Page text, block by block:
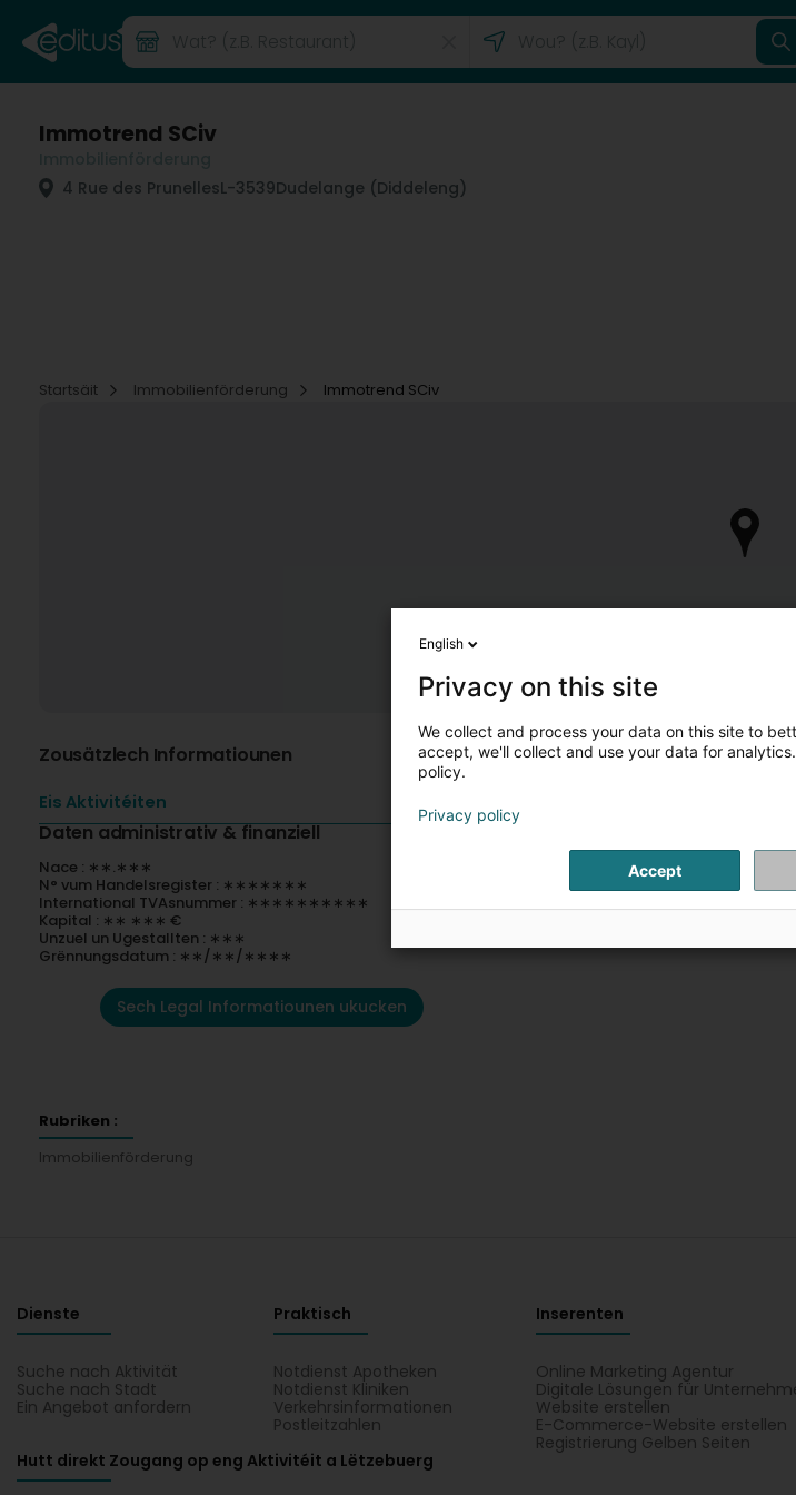
Immotrend SCiv
4 Rue des PrunellesL-3539Dudelange (Diddeleng)
Startsäit
Immobilienförderung Immotrend SCiv
Zousätzlech Informatiounen
Eis Aktivitéiten
Daten administrativ & finanziell
Nace : ∗∗.∗∗∗
N° vum Handelsregister : ∗∗∗∗∗∗∗
International TVAsnummer : ∗∗∗∗∗∗∗∗∗∗
Kapital : ∗∗ ∗∗∗ €
Unzuel un Ugestallten : ∗∗∗
Grënnungsdatum : ∗∗/∗∗/∗∗∗∗
Sech Legal Informatiounen ukucken
Rubriken :
Immobilienförderung
Dienste
Suche nach Aktivität
Suche nach Stadt
Ein Angebot anfordern
Praktisch
Notdienst Apotheken
Notdienst Kliniken
Verkehrsinformationen
Postleitzahlen
Inserenten
Online Marketing Agentur
Digitale Lösungen für
Website erstellen
E-Commerce-Website erstellen
Registrierung Gelben Seiten
Hutt direkt Zougang op eng Aktivitéit a Lëtzebuerg
English
Privacy on this site
We collect and process your data on this site to
accept, we'll collect and use your data for
policy.
Privacy policy
Accept